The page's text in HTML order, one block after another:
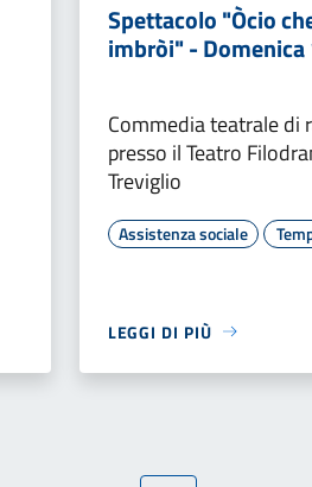
Spettacolo "Òcio
imbròi" - Domenica
Commedia teatrale di
presso il Teatro
Treviglio
Assistenza sociale
LEGGI DI PIÙ